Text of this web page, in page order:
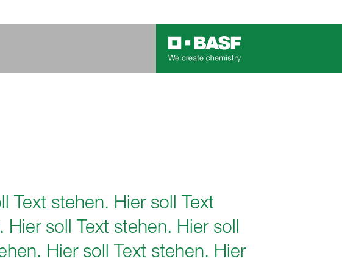
Text stehen. Hier soll Text
soll Text stehen. Hier soll
Hier soll Text stehen. Hier